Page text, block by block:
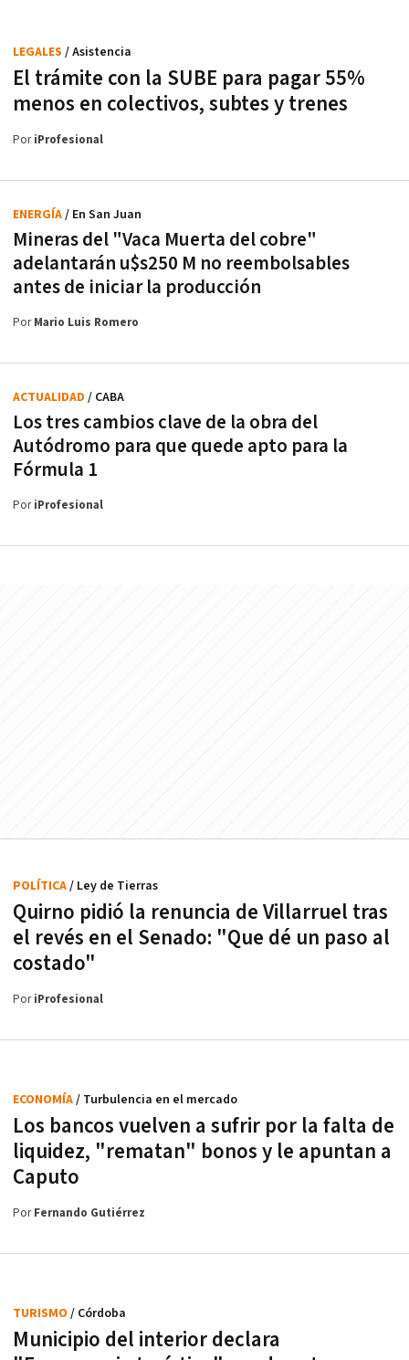
El trámite con la SUBE para pagar 55%
menos en colectivos, subtes y trenes
LEGALES / Asistencia
PoriProfesional
Mineras del "Vaca Muerta del cobre"
adelantarán u$s250 M no reembolsables
antes de iniciar la producción
ENERGÍA/ En San Juan
PorMario Luis Romero
Los tres cambios clave de la obra del
Autódromo para que quede apto para la
Fórmula 1
ACTUALIDAD / CABA
PoriProfesional
Quirno pidió la renuncia de Villarruel tras
el revés en el Senado: "Que dé un paso al
costado"
POLÍTICA/ Ley de Tierras
PoriProfesional
Los bancos vuelven a sufrir por la falta de
liquidez, "rematan" bonos y le apuntan a
Caputo
ECONOMÍA/ Turbulencia en el mercado
PorFernando Gutiérrez
Municipio del interior declara
TURISMO / Córdoba